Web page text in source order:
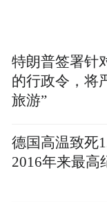
车全面支持
电量就能从
输时效。搭
控，同时具备
优化、电热
层，防水防
特朗普签署针
的行政令，将
旅游”
德国高温致死
2016年来最高